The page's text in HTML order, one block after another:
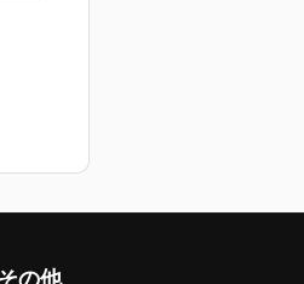
の他